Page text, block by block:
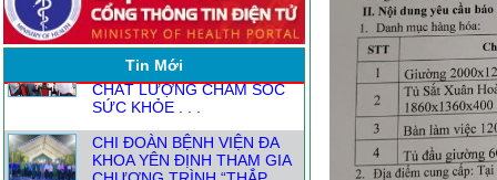
Tin Mới
ĐỒNG HÀNH CÙNG CÁC
TRẠM Y TẾ XÃ NÂNG CAO
CHẤT LƯỢNG CHĂM SÓC
SỨC KHỎE . . .
CHI ĐOÀN BỆNH VIỆN ĐA
CHƯƠNG TRÌNH “THẮP
NẾN . . .